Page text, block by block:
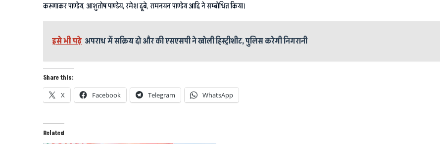
करूणाकर पाण्डेय, आशुतोष पाण्डेय, रमेश दूबे, रामनयन पाण्डेय आदि ने सम्बोधित किया।
इसे भी पढ़े अपराध में सक्रिय दो और की एसएसपी ने खोली हिस्ट्रीशीट, पुलिस करेगी निगरानी
Share this:
X Facebook Telegram WhatsApp
Related